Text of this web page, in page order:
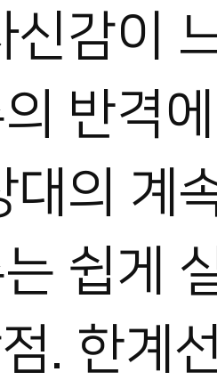
신감이
반격
대의 계
쉽게
. 한계
0 0